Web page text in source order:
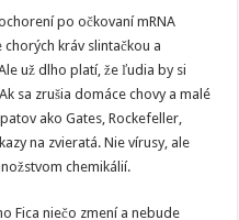
po očkovaní mRNA
chorých kráv slintačkou a
už dlho platí, že ľudia by si
sa zrušia domáce chovy a malé
ako Gates, Rockefeller,
na zvieratá. Nie vírusy, ale
chemikálií.
Fica niečo zmení a nebude